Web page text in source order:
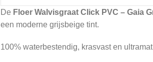
De Floer Walvisgraat Click PVC – Gaia
een moderne grijsbeige tint.
100% waterbestendig, krasvast en